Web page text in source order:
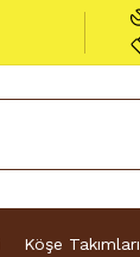
Köşe Takımları